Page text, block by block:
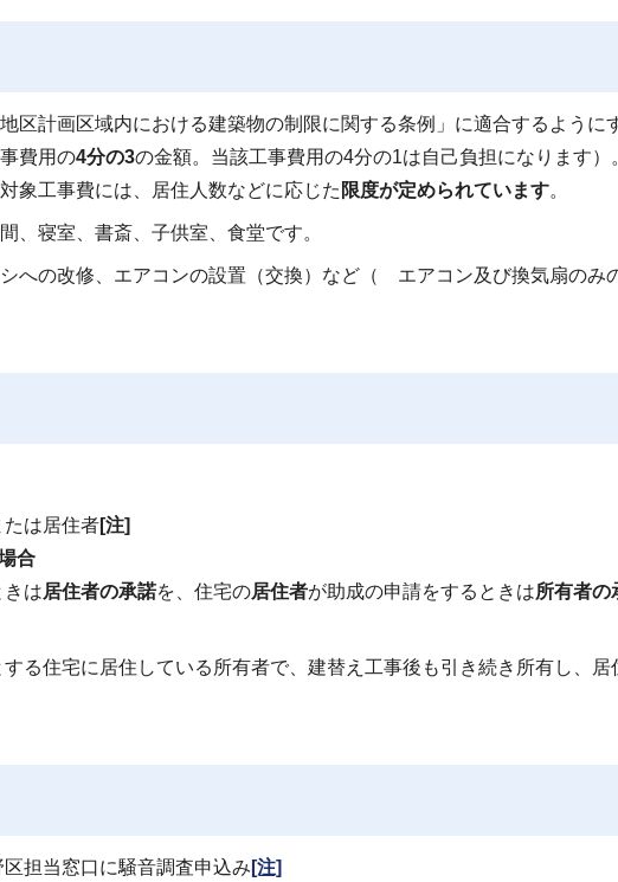
区計画区域内における建築物の制限に関する条例」に適合するように
費用の4分の3の金額。当該工事費用の4分の1は自己負担になります）
象工事費には、居住人数などに応じた 限度が定められています。
、寝室、書斎、子供室、食堂です。
への改修、エアコンの設置（交換）など（ エアコン及び換気扇のみ
は居住者[注]
合
きは居住者の承諾を、住宅の居住者が助成の申請をするときは所有者の
る住宅に居住している所有者で、建替え工事後も引き続き所有し、居
担当窓口に騒音調査申込み [注]